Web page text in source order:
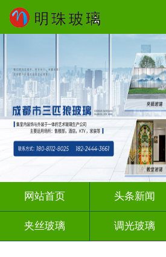
网站首页 头条新闻
夹丝玻璃 调光玻璃